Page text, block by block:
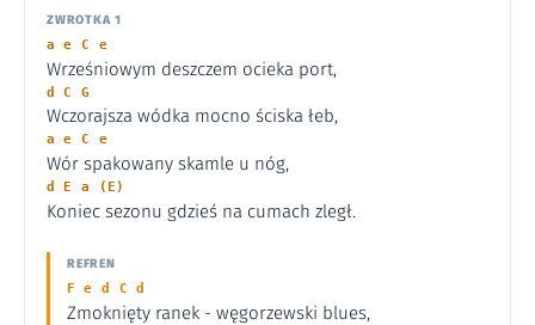
ZWROTKA 1
a e C e
Wrześniowym deszczem ocieka port,
d C G
Wczorajsza wódka mocno ściska łeb,
a e C e
Wór spakowany skamle u nóg,
d E a (E)
Koniec sezonu gdzieś na cumach zległ.
REFREN
F e d C d
Zmoknięty ranek - węgorzewski blues,